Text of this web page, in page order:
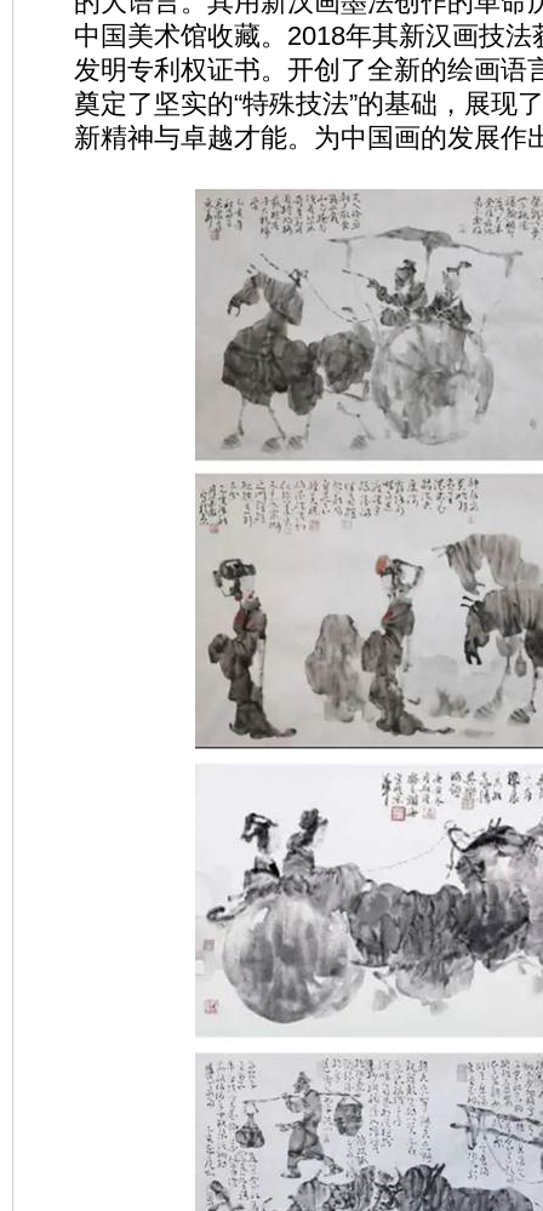
中国美术馆收藏。2018年其新汉画技
发明专利权证书。开创了全新的绘画语
奠定了坚实的“特殊技法”的基础，展现
新精神与卓越才能。为中国画的发展作